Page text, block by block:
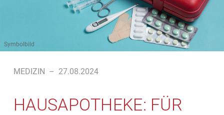
Symbolbild
MEDIZIN – 27.08.2024
HAUSAPOTHEKE: FÜR